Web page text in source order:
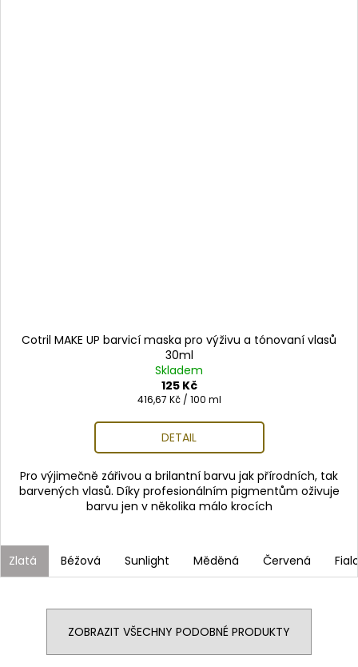
Cotril MAKE UP barvicí maska pro výživu a tónovaní vlasů
30ml
Skladem
125 Kč
Měrná
416,67 Kč / 100 ml
DETAIL
Pro výjimečně zářivou a brilantní barvu jak přírodních, tak
barvených vlasů. Díky profesionálním pigmentům oživuje
barvu jen v několika málo krocích
Zlatá Béžová Sunlight Měděná Červená
ZOBRAZIT VŠECHNY PODOBNÉ PRODUKTY